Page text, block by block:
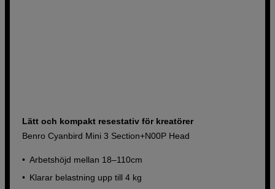
Lätt och kompakt resestativ för kreatörer
Benro Cyanbird Mini 3 Section+N00P Head
Arbetshöjd mellan 18–110cm
Klarar belastning upp till 4 kg